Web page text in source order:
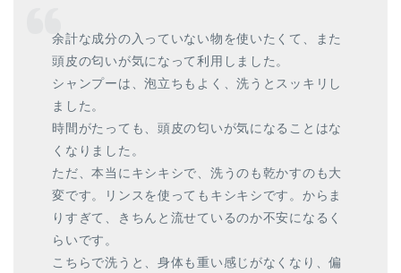
余計な成分の入っていない物を使いたくて、また
頭皮の匂いが気になって利用しました。
シャンプーは、泡立ちもよく、洗うとスッキリし
ました。
時間がたっても、頭皮の匂いが気になることはな
くなりました。
ただ、本当にキシキシで、洗うのも乾かすのも大
変です。リンスを使ってもキシキシです。からま
りすぎて、きちんと流せているのか不安になるく
らいです。
こちらで洗うと、身体も重い感じがなくなり、偏